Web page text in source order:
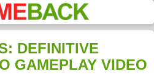
DEFINITIVE
GAMEPLAY VIDEO